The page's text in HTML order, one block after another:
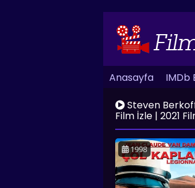
Anasayfa IMDb
Steven
Film İzle | 2021
1998